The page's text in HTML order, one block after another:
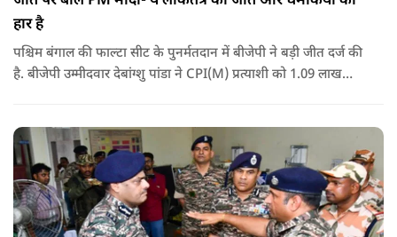
हार है
पश्चिम बंगाल की फाल्टा सीट के पुनर्मतदान में बीजेपी ने बड़ी जीत दर्ज की
है. बीजेपी उम्मीदवार देबांग्शु पांडा ने CPI(M) प्रत्याशी को 1.09 लाख